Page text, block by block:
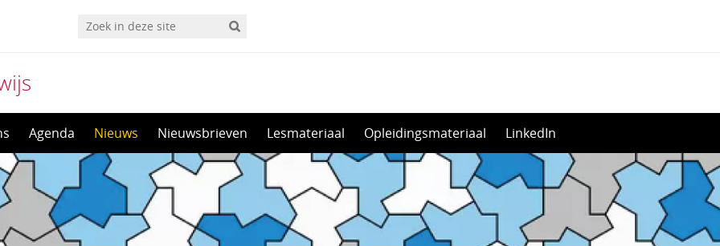
Agenda Nieuws Nieuwsbrieven Lesmateriaal Opleidingsmateriaal LinkedIn